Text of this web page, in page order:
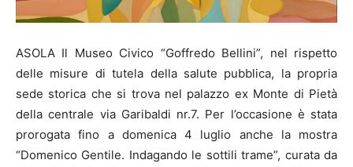
ASOLA Il Museo Civico “Goffredo Bellini”, nel rispetto
delle misure di tutela della salute pubblica, la propria
sede storica che si trova nel palazzo ex Monte di Pietà
della centrale via Garibaldi nr.7. Per l’occasione è stata
prorogata fino a domenica 4 luglio anche la mostra
“Domenico Gentile. Indagando le sottili trame”, curata da